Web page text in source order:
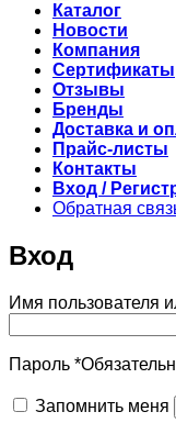
Каталог
Новости
Компания
Сертификаты
Отзывы
Бренды
Доставка и
Прайс-листы
Контакты
Вход /
Обратная
Вход
Имя пользователя
Пароль *
Запомнить меня